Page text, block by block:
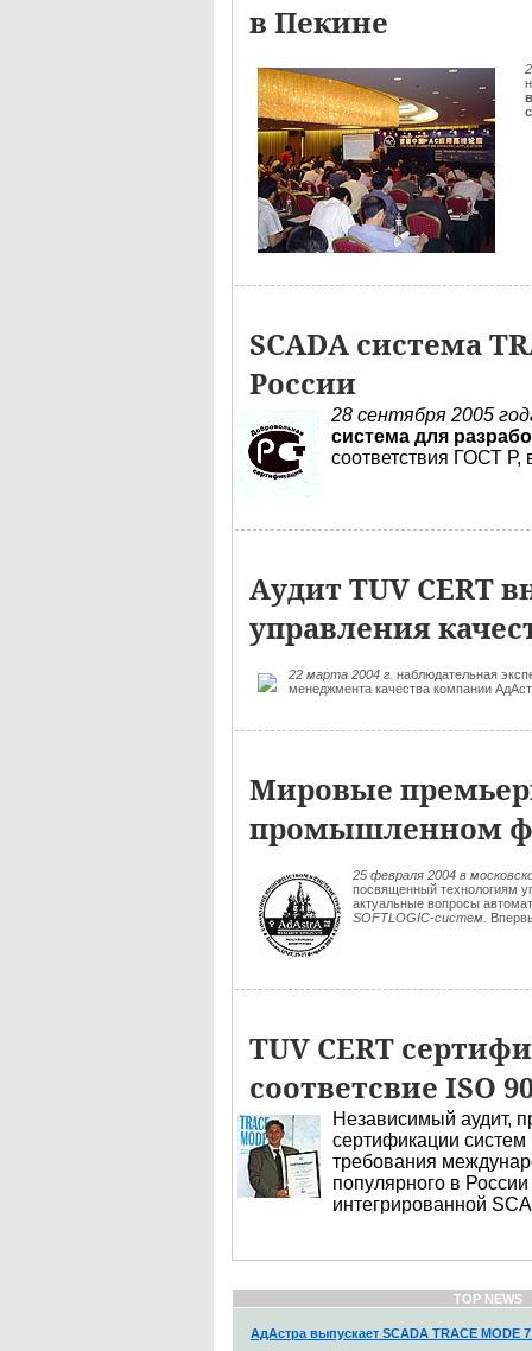
в Пекине
SCADA система
России
28 сентября 2005
система для
соответствия ГОСТ
Аудит TUV CERT
управления
22 марта 2004 г. наблюдательная
менеджмента качества компании
Мировые
промышленном
25 февраля 2004 в
посвященный технологиям
актуальные вопросы
SOFTLOGIC-систем.
TUV CERT
соответсвие ISO
Независимый аудит,
сертификации
требования
популярного в
интегрированной
TOP NEWS
АдАстра выпускает SCADA TRACE MODE